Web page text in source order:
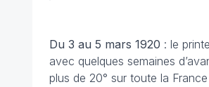
Du 3 au 5 mars 1920 : le
avec quelques semaines
plus de 20° sur toute la France